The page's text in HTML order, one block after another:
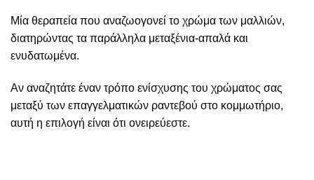
Μία θεραπεία που αναζωογονεί το χρώμα των μαλλιών,
διατηρώντας τα παράλληλα μεταξένια-απαλά και
ενυδατωμένα.
Αν αναζητάτε έναν τρόπο ενίσχυσης του χρώματος σας
μεταξύ των επαγγελματικών ραντεβού στο κομμωτήριο,
αυτή η επιλογή είναι ότι ονειρεύεστε.